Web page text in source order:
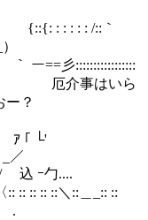
: /::｀
:::::::::::::::::
. 厄介事はいら
ー？
i
ｱ ｢ └'
込 ｰ勹....
::＿_:: ::
.